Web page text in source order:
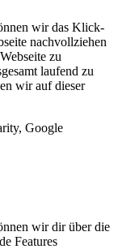
wir das Klick-
nachvollziehen
zu
laufend zu
wir auf dieser
Google
wir dir über die
Features